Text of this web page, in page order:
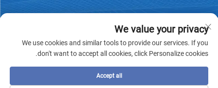
سياسة الخصوصية- المدونة
We value your privacy
We use cookies and similar tools to provide our services. If you
don't want to accept all cookies, click Personalize cookies.
Accept all